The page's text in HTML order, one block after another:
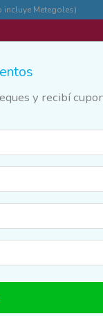
incluye Metegoles)
20%
OFF
y recibí